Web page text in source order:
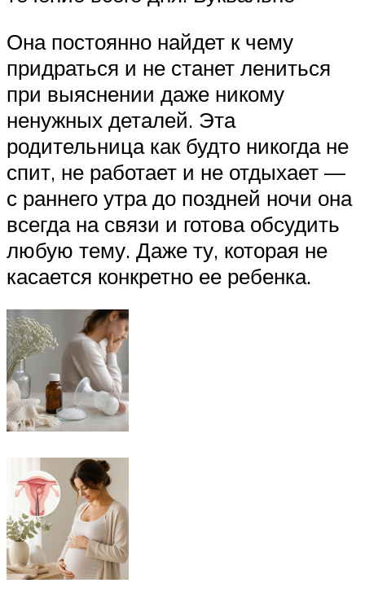
Она постоянно найдет к чему
придраться и не станет лениться
при выяснении даже никому
ненужных деталей. Эта
родительница как будто никогда не
спит, не работает и не отдыхает —
с раннего утра до поздней ночи она
всегда на связи и готова обсудить
любую тему. Даже ту, которая не
касается конкретно ее ребенка.